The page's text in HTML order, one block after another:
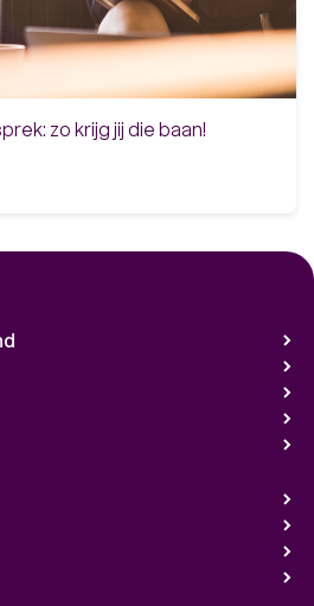
zo krijg jij die baan!